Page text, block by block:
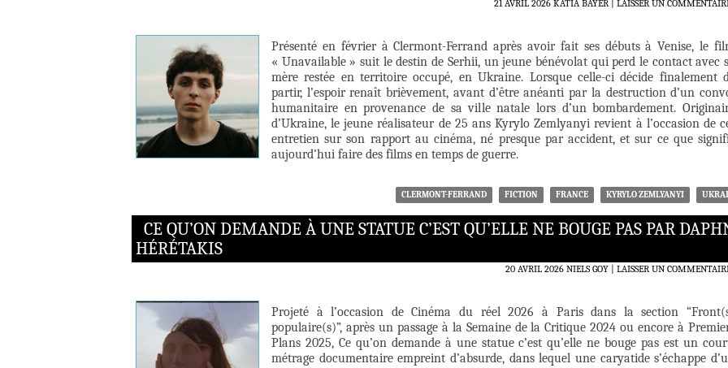
21 AVRIL 2026 KATIA BAYER LAISSER UN
Présenté en février à Clermont-Ferrand après avoir fait ses débuts à Venise, le
« Unavailable » suit le destin de Serhii, un jeune bénévolat qui perd le contact avec
mère restée en territoire occupé, en Ukraine. Lorsque celle-ci décide finalement
partir, l’espoir renaît brièvement, avant d’être anéanti par la destruction d’un
humanitaire en provenance de sa ville natale lors d’un bombardement.
d’Ukraine, le jeune réalisateur de 25 ans Kyrylo Zemlyanyi revient à l’occasion de
entretien sur son rapport au cinéma, né presque par accident, et sur ce que
aujourd’hui faire des films en temps de guerre.
CLERMONT-FERRAND FICTION FRANCE KYRYLO ZEMLYANYI
CE QU’ON DEMANDE À UNE STATUE C’EST QU’ELLE NE BOUGE PAS PAR
HÉRÉTAKIS
20 AVRIL 2026 NIELS GOY LAISSER UN
Projeté à l’occasion de Cinéma du réel 2026 à Paris dans la section
populaire(s)”, après un passage à la Semaine de la Critique 2024 ou encore à
Plans 2025, Ce qu’on demande à une statue c’est qu’elle ne bouge pas est un
métrage documentaire empreint d’absurde, dans lequel une caryatide s’échappe